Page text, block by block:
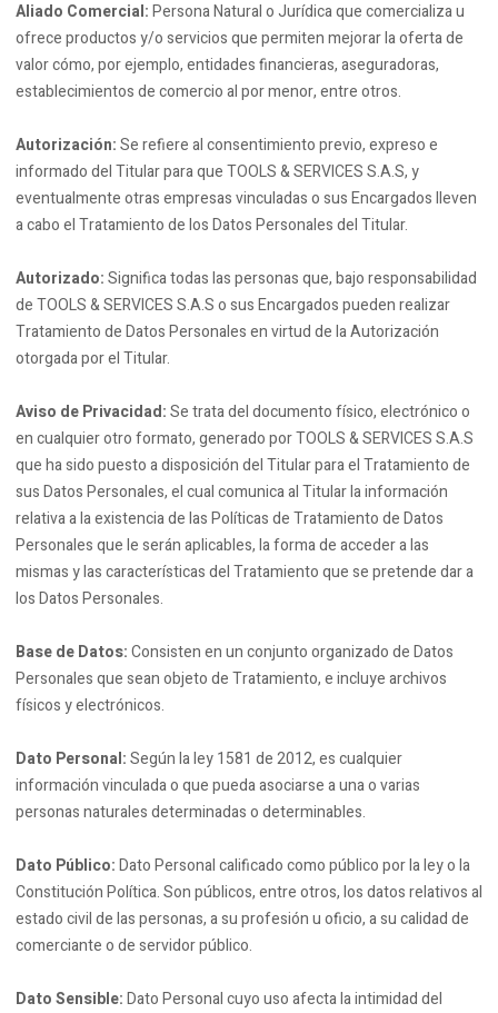
Aliado Comercial:Persona Natural o Jurídica que comercializa u
ofrece productos y/o servicios que permiten mejorar la oferta de
valor cómo, por ejemplo, entidades financieras, aseguradoras,
establecimientos de comercio al por menor, entre otros.
Autorización:Se refiere al consentimiento previo, expreso e
informado del Titular para que TOOLS & SERVICES S.A.S, y
eventualmente otras empresas vinculadas o sus Encargados lleven
a cabo el Tratamiento de los Datos Personales del Titular.
Autorizado:Significa todas las personas que, bajo responsabilidad
de TOOLS & SERVICES S.A.S o sus Encargados pueden realizar
Tratamiento de Datos Personales en virtud de la Autorización
otorgada por el Titular.
Aviso de Privacidad:Se trata del documento físico, electrónico o
en cualquier otro formato, generado por TOOLS & SERVICES S.A.S
que ha sido puesto a disposición del Titular para el Tratamiento de
sus Datos Personales, el cual comunica al Titular la información
relativa a la existencia de las Políticas de Tratamiento de Datos
Personales que le serán aplicables, la forma de acceder a las
mismas y las características del Tratamiento que se pretende dar a
los Datos Personales.
Base de Datos:Consisten en un conjunto organizado de Datos
Personales que sean objeto de Tratamiento, e incluye archivos
físicos y electrónicos.
Dato Personal:Según la ley 1581 de 2012, es cualquier
información vinculada o que pueda asociarse a una o varias
personas naturales determinadas o determinables.
Dato Público:Dato Personal calificado como público por la ley o la
Constitución Política. Son públicos, entre otros, los datos relativos al
estado civil de las personas, a su profesión u oficio, a su calidad de
comerciante o de servidor público.
Dato Sensible:Dato Personal cuyo uso afecta la intimidad del